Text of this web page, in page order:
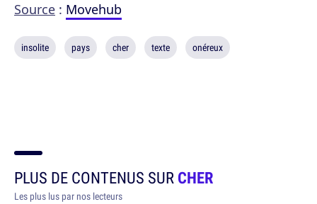
Source : Movehub
insolite pays cher texte onéreux
PLUS DE CONTENUS SURCHER
Les plus lus par nos lecteurs